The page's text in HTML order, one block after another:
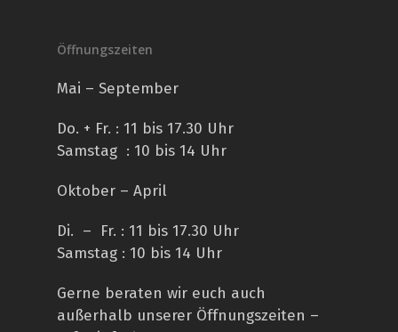
Öffnungszeiten
Mai – September
Do. + Fr. : 11 bis 17.30 Uhr
Samstag : 10 bis 14 Uhr
Oktober – April
Di. – Fr. : 11 bis 17.30 Uhr
Samstag : 10 bis 14 Uhr
Gerne beraten wir euch auch
außerhalb unserer Öffnungszeiten –